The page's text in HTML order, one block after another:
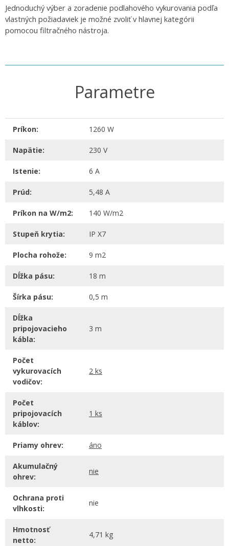
Jednoduchý výber a zoradenie podlahového vykurovania podľa
vlastných požiadaviek je možné zvoliť v hlavnej kategórii
pomocou filtračného nástroja.
Parametre
Príkon: 1260 W
Napätie: 230 V
Istenie: 6 A
Prúd: 5,48 A
Príkon na W/m2: 140 W/m2
Stupeň krytia: IP X7
Plocha rohože: 9 m2
Dĺžka pásu: 18 m
Šírka pásu: 0,5 m
Dĺžka
pripojovacieho
kábla:
3 m
Počet
vykurovacích
vodičov:
2 ks
Počet
pripojovacích
káblov:
1 ks
Priamy ohrev: áno
Akumulačný
ohrev:
nie
Ochrana proti
vlhkosti:
nie
Hmotnosť
netto:
4,71 kg